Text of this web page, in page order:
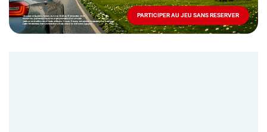
PARTICIPER AU JEU SANS RESERVER
PARTICIPER
AU
JEU